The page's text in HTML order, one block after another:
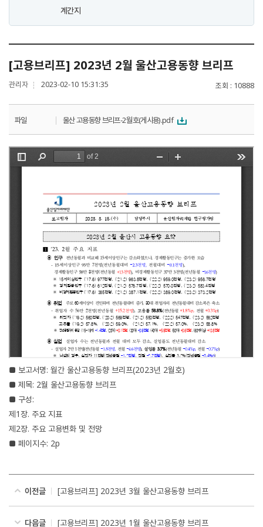
계간지
[고용브리프] 2023년 2월 울산고용동향 브리프
조회 10888
관리자 2023-02-10 15:31:35
파일 울산 고용동향 브리프-2월호(게시용).pdf
■ 보고서명: 월간 울산고용동향 브리프(2023년 2월호)
■ 제목: 2월 울산고용동향 브리프
■ 구성:
제1장. 주요 지표
제2장. 주요 고용변화 및 전망
■ 페이지수: 2p
이전글 [고용브리프] 2023년 3월 울산고용동향 브리프
다음글 [고용브리프] 2023년 1월 울산고용동향 브리프